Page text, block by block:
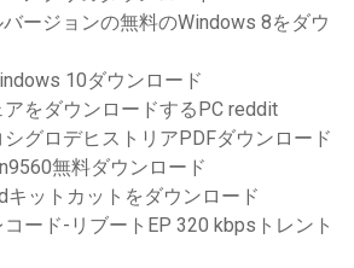
ージョンの無料のWindows 8をダウ
10ダウンロード
をダウンロードするPC reddit
グロデヒストリアPDFダウンロード
無料ダウンロード
キットカットをダウンロード
ード-リブートEP 320 kbpsトレント